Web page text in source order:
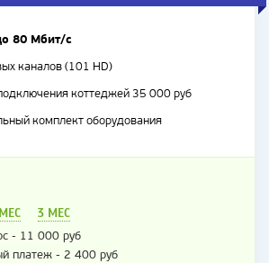
80 Мбит/с
каналов (101 HD)
коттеджей 35 000 руб
комплект оборудования
3 МЕС
- 11 000 руб
платеж - 2 400 руб